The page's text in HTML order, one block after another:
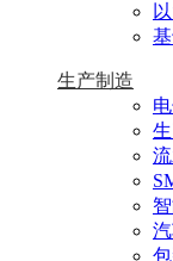
生产制造